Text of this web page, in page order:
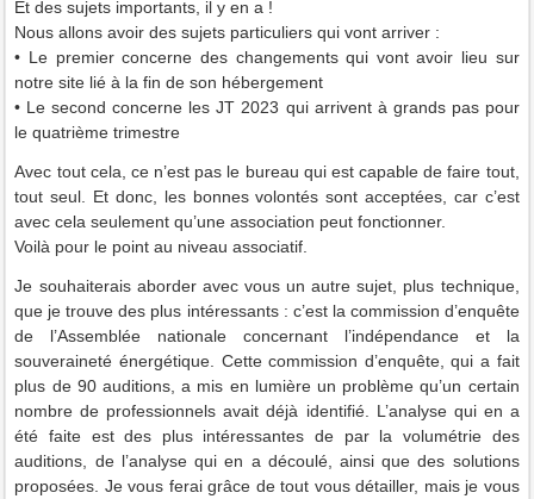
Et des sujets importants, il y en a !
Nous allons avoir des sujets particuliers qui vont arriver :
• Le premier concerne des changements qui vont avoir lieu sur
notre site lié à la fin de son hébergement
• Le second concerne les JT 2023 qui arrivent à grands pas pour
le quatrième trimestre
Avec tout cela, ce n’est pas le bureau qui est capable de faire tout,
tout seul. Et donc, les bonnes volontés sont acceptées, car c’est
avec cela seulement qu’une association peut fonctionner.
Voilà pour le point au niveau associatif.
Je souhaiterais aborder avec vous un autre sujet, plus technique,
que je trouve des plus intéressants : c’est la commission d’enquête
de l’Assemblée nationale concernant l’indépendance et la
souveraineté énergétique. Cette commission d’enquête, qui a fait
plus de 90 auditions, a mis en lumière un problème qu’un certain
nombre de professionnels avait déjà identifié. L’analyse qui en a
été faite est des plus intéressantes de par la volumétrie des
auditions, de l’analyse qui en a découlé, ainsi que des solutions
proposées. Je vous ferai grâce de tout vous détailler, mais je vous